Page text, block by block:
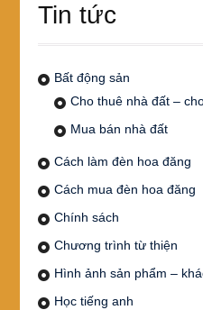
Tin tức
Bất động sản
Cho thuê nhà đất –
Mua bán nhà đất
Cách làm đèn hoa đăng
Cách mua đèn hoa đăng
Chính sách
Chương trình từ thiện
Hình ảnh sản phẩm –
Học tiếng anh